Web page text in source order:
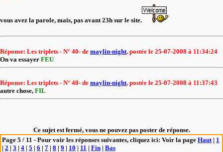
vous avez la parole, mais, pas avant 23h sur le site.
Réponse: Les triplets - N° 40- de maylin-night, postée le 25-07-2008 à 11:34:24
On va essayer FEU
Réponse: Les triplets - N° 40- de maylin-night, postée le 25-07-2008 à 11:37:43
autre chose, FIL
Ce sujet est fermé, vous ne pouvez pas poster de réponse.
Page 5 / 11 - Pour voir les réponses suivantes, cliquez ici: Voir la page Haut| 1
| 2 | 3 | 4 | 5 | 6 | 7 | 8 | 9 | 10 | 11 | Fin | Bas